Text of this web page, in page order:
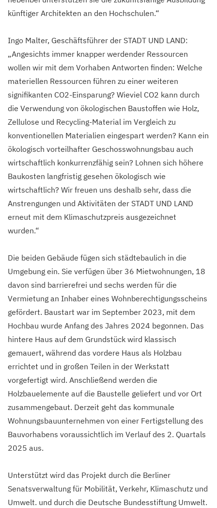
künftiger Architekten an den Hochschulen.“
Ingo Malter, Geschäftsführer der STADT UND LAND:
„Angesichts immer knapper werdender Ressourcen
wollen wir mit dem Vorhaben Antworten finden: Welche
materiellen Ressourcen führen zu einer weiteren
signifikanten CO2-Einsparung? Wieviel CO2 kann durch
die Verwendung von ökologischen Baustoffen wie Holz,
Zellulose und Recycling-Material im Vergleich zu
konventionellen Materialien eingespart werden? Kann ein
ökologisch vorteilhafter Geschosswohnungsbau auch
wirtschaftlich konkurrenzfähig sein? Lohnen sich höhere
Baukosten langfristig gesehen ökologisch wie
wirtschaftlich? Wir freuen uns deshalb sehr, dass die
Anstrengungen und Aktivitäten der STADT UND LAND
erneut mit dem Klimaschutzpreis ausgezeichnet
wurden.“
Die beiden Gebäude fügen sich städtebaulich in die
Umgebung ein. Sie verfügen über 36 Mietwohnungen, 18
davon sind barrierefrei und sechs werden für die
Vermietung an Inhaber eines Wohnberechtigungsscheins
gefördert. Baustart war im September 2023, mit dem
Hochbau wurde Anfang des Jahres 2024 begonnen. Das
hintere Haus auf dem Grundstück wird klassisch
gemauert, während das vordere Haus als Holzbau
errichtet und in großen Teilen in der Werkstatt
vorgefertigt wird. Anschließend werden die
Holzbauelemente auf die Baustelle geliefert und vor Ort
zusammengebaut. Derzeit geht das kommunale
Wohnungsbauunternehmen von einer Fertigstellung des
Bauvorhabens voraussichtlich im Verlauf des 2. Quartals
2025 aus.
Unterstützt wird das Projekt durch die Berliner
Senatsverwaltung für Mobilität, Verkehr, Klimaschutz und
Umwelt. und durch die Deutsche Bundesstiftung Umwelt.